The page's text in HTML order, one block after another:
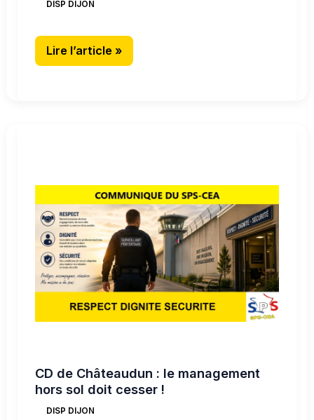
DISP DIJON
Lire l’article »
CD de Châteaudun : le management
hors sol doit cesser !
DISP DIJON
Châteaudun
:
le
management
hors
sol
cesser